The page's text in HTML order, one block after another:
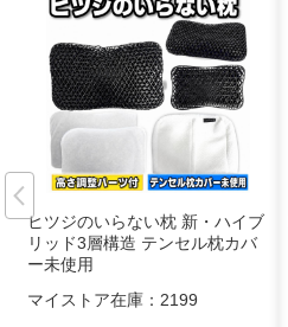
ヒツジのいらない枕 新・ハイブ
リッド3層構造 テンセル枕カバ
ー未使用
マイストア在庫： 2199